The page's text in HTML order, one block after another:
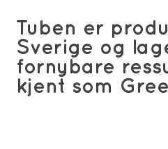
Tuben er
Sverige og
fornybare
kjent som